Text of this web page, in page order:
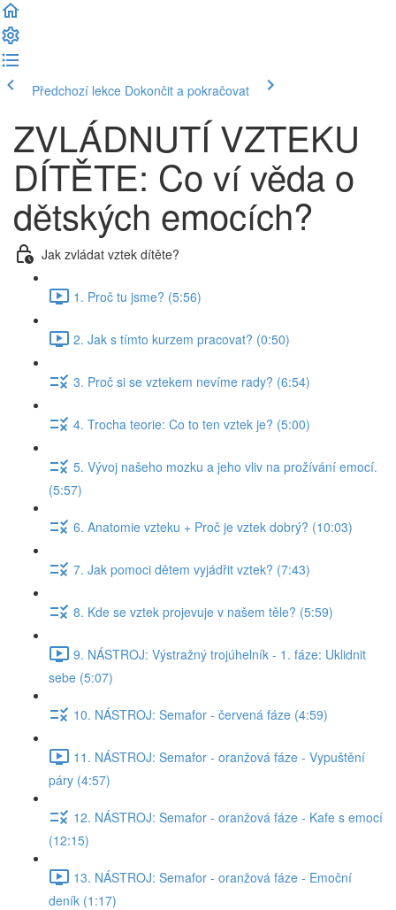
Předchozí lekce Dokončit a pokračovat
ZVLÁDNUTÍ VZTEKU
DÍTĚTE: Co ví věda o
dětských emocích?
Jak zvládat vztek dítěte?
1. Proč tu jsme? (5:56)
2. Jak s tímto kurzem pracovat? (0:50)
3. Proč si se vztekem nevíme rady? (6:54)
4. Trocha teorie: Co to ten vztek je? (5:00)
5. Vývoj našeho mozku a jeho vliv na prožívání emocí.
(5:57)
6. Anatomie vzteku + Proč je vztek dobrý? (10:03)
7. Jak pomoci dětem vyjádřit vztek? (7:43)
8. Kde se vztek projevuje v našem těle? (5:59)
9. NÁSTROJ: Výstražný trojúhelník - 1. fáze: Uklidnit
sebe (5:07)
10. NÁSTROJ: Semafor - červená fáze (4:59)
11. NÁSTROJ: Semafor - oranžová fáze - Vypuštění
páry (4:57)
12. NÁSTROJ: Semafor - oranžová fáze - Kafe s emocí
(12:15)
13. NÁSTROJ: Semafor - oranžová fáze - Emoční
deník (1:17)